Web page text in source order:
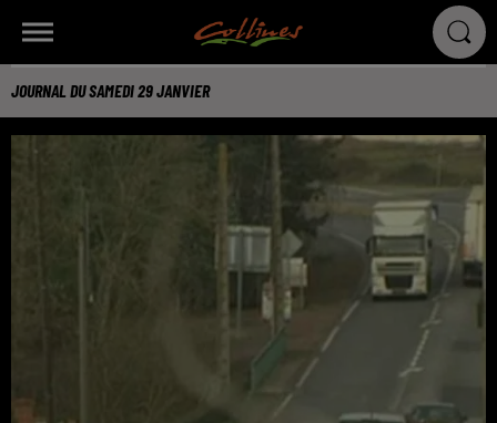
JOURNAL DU SAMEDI 29 JANVIER